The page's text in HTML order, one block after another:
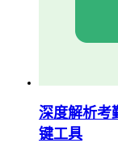
深度解析考
键工具